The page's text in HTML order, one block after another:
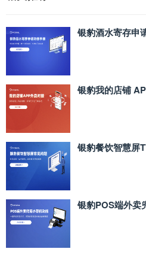
银豹酒水寄存申
银豹我的店铺
银豹餐饮智慧屏
银豹POS端外卖